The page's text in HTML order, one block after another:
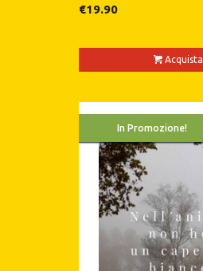
€19.90
Acquista
In Promozione!